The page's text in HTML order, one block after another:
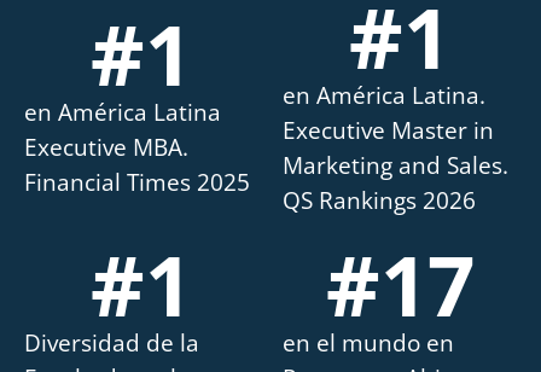
en América Latina
Executive MBA.
Financial Times 2025
#1
en América Latina.
Executive Master in
Marketing and Sales.
QS Rankings 2026
#1
Diversidad de la
#1
en el mundo en
#17